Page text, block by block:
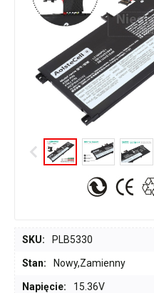
SKU: PLB5330
Stan: Nowy,Zamienny
Napięcie: 15.36V